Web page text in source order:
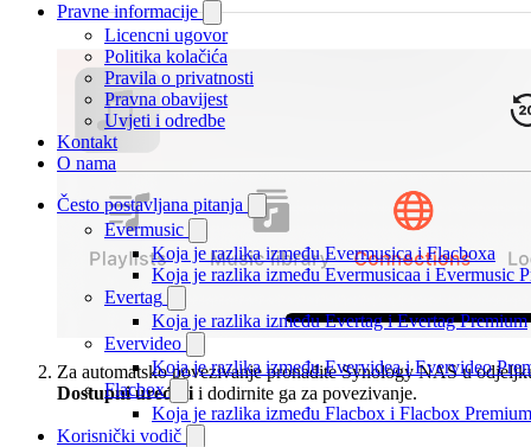
Pravne informacije
Licencni ugovor
Politika kolačića
Pravila o privatnosti
Pravna obavijest
Uvjeti i odredbe
Kontakt
O nama
Često postavljana pitanja
Evermusic
Koja je razlika između Evermusica i Flacboxa
Koja je razlika između Evermusicaa i Evermusic
Evertag
Koja je razlika između Evertag i Evertag Premium
Evervideo
Koja je razlika između Evervidea i Evervideo
Flacbox
Koja je razlika između Flacbox i Flacbox
Korisnički vodič
Za automatsko povezivanje pronađite Synology NAS u
Dostupni uređaji i dodirnite ga za povezivanje.